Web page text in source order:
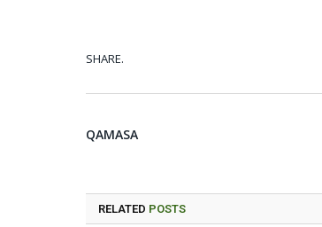
SHARE.
QAMASA
RELATED POSTS